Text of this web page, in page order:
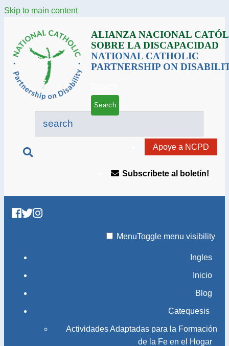
Skip to main content
ALIANZA NACIONAL
SOBRE LA DISCAPACIDAD
NATIONAL CATHOLIC
PARTNERSHIP ON
Apoye a NCPD
Subscribete al boletín!
MenuToggle menu visibility
Ingles
Inicio
Blog
Catequesis
Actividades Adaptadas para la Formación
de la Fe en el Hogar